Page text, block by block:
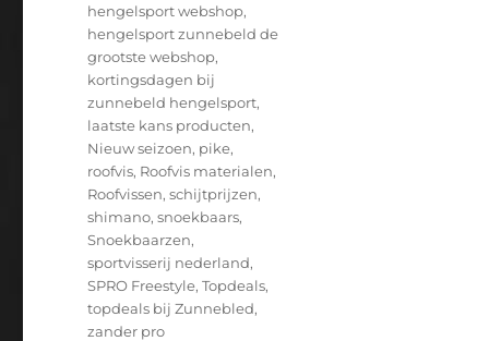
hengelsport webshop,
hengelsport zunnebeld de
grootste webshop,
kortingsdagen bij
zunnebeld hengelsport,
laatste kans producten,
Nieuw seizoen, pike,
roofvis, Roofvis materialen,
Roofvissen,schijtprijzen,
shimano,snoekbaars,
Snoekbaarzen,
sportvisserij nederland,
SPRO Freestyle,Topdeals,
topdeals bij Zunnebled,
zander pro